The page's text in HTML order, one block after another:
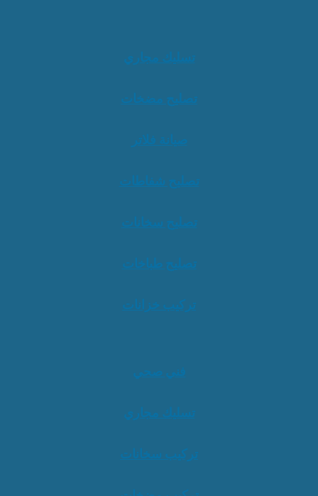
تسليك مجاري
تصليح مضخات
صيانة فلاتر
تصليح شفاطات
تصليح سخانات
تصليح طباخات
تركيب خزانات
فني صحي
تسليك مجاري
تركيب سخانات